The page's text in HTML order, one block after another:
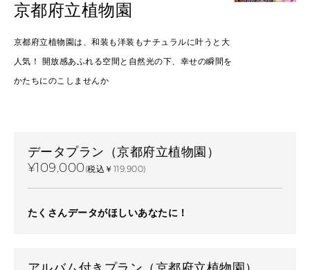
京都府立植物園
京都府立植物園は、和装も洋装もナチュラルに叶うと大
人気！ 開放感あふれる空間と自然光の下、幸せの瞬間を
かたちにのこしませんか
データプラン（京都府立植物園）
¥109,000(税込￥119,900)
たくさんデータがほしいあなたに！